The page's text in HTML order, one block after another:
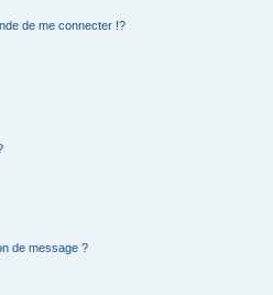
de me connecter !?
de message ?